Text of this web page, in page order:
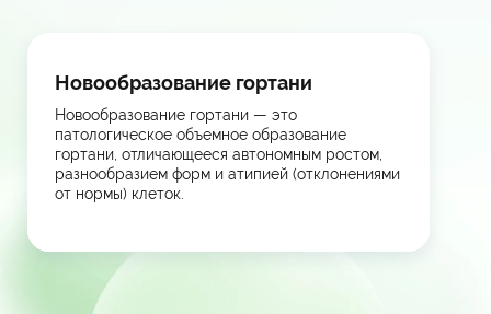
Новообразование гортани
Новообразование гортани — это
патологическое объемное образование
гортани, отличающееся автономным ростом,
разнообразием форм и атипией (отклонениями
от нормы) клеток.